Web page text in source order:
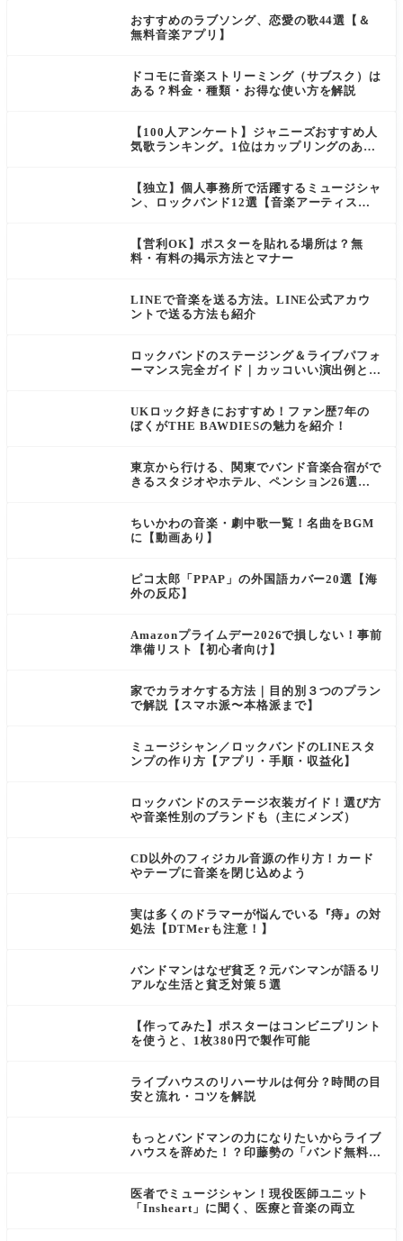
おすすめのラブソング、恋愛の歌44選【＆
無料音楽アプリ】
ドコモに音楽ストリーミング（サブスク）は
ある？料金・種類・お得な使い方を解説
【100人アンケート】ジャニーズおすすめ人
気歌ランキング。1位はカップリングのあの
【独立】個人事務所で活躍するミュージシャ
ン、ロックバンド12選【音楽アーティス
【営利OK】ポスターを貼れる場所は？無
料・有料の掲示方法とマナー
LINEで音楽を送る方法。LINE公式アカウ
ントで送る方法も紹介
ロックバンドのステージング＆ライブパフォ
ーマンス完全ガイド｜カッコいい演出例と魅
UKロック好きにおすすめ！ファン歴7年の
ぼくがTHE BAWDIESの魅力を紹介！
東京から行ける、関東でバンド音楽合宿がで
きるスタジオやホテル、ペンション26選。
ちいかわの音楽・劇中歌一覧！名曲をBGM
に【動画あり】
ピコ太郎「PPAP」の外国語カバー20選【海
外の反応】
Amazonプライムデー2026で損しない！事前
準備リスト【初心者向け】
家でカラオケする方法｜目的別３つのプラン
で解説【スマホ派〜本格派まで】
ミュージシャン／ロックバンドのLINEスタ
ンプの作り方【アプリ・手順・収益化】
ロックバンドのステージ衣装ガイド！選び方
や音楽性別のブランドも（主にメンズ）
CD以外のフィジカル音源の作り方！カード
やテープに音楽を閉じ込めよう
実は多くのドラマーが悩んでいる『痔』の対
処法【DTMerも注意！】
バンドマンはなぜ貧乏？元バンマンが語るリ
アルな生活と貧乏対策５選
【作ってみた】ポスターはコンビニプリント
を使うと、1枚380円で製作可能
ライブハウスのリハーサルは何分？時間の目
安と流れ・コツを解説
もっとバンドマンの力になりたいからライブ
ハウスを辞めた！？印藤勢の「バンド無料相
医者でミュージシャン！現役医師ユニット
「Insheart」に聞く、医療と音楽の両立